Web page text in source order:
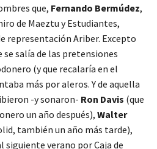
que, Fernando Bermúdez,
de Maeztu y Estudiantes,
representación Ariber. Excepto
se salía de las pretensiones
(y que recalaría en el
más por aleros. Y de aquella
-y sonaron- Ron Davis (que
un año después), Walter
también un año más tarde),
siguiente verano por Caja de